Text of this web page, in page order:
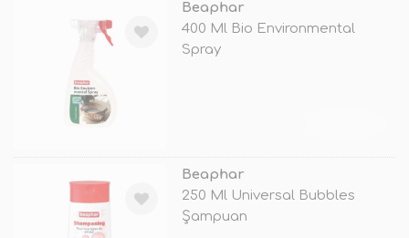
Beaphar
400 Ml Bio Environmental
Spray
Beaphar
250 Ml Universal Bubbles
Şampuan